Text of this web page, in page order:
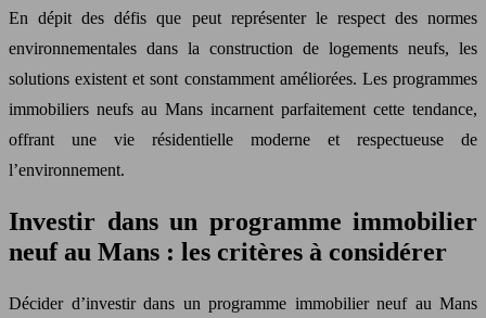
En dépit des défis que peut représenter le respect des normes
environnementales dans la construction de logements neufs, les
solutions existent et sont constamment améliorées. Les programmes
immobiliers neufs au Mans incarnent parfaitement cette tendance,
offrant une vie résidentielle moderne et respectueuse de
l’environnement.
Investir dans un programme immobilier
neuf au Mans : les critères à considérer
Décider d’investir dans un programme immobilier neuf au Mans